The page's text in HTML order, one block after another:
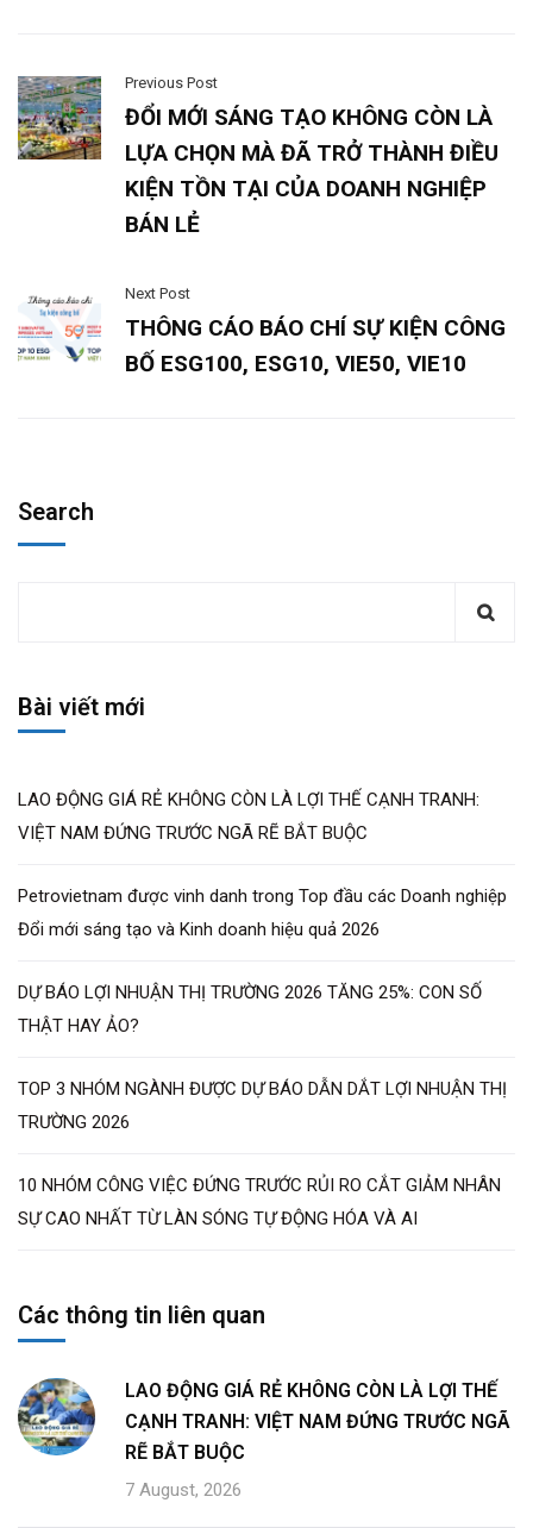
Previous Post
ĐỔI MỚI SÁNG TẠO KHÔNG CÒN LÀ
LỰA CHỌN MÀ ĐÃ TRỞ THÀNH ĐIỀU
KIỆN TỒN TẠI CỦA DOANH NGHIỆP
BÁN LẺ
Next Post
THÔNG CÁO BÁO CHÍ SỰ KIỆN CÔNG
BỐ ESG100, ESG10, VIE50, VIE10
Search
Bài viết mới
LAO ĐỘNG GIÁ RẺ KHÔNG CÒN LÀ LỢI THẾ CẠNH TRANH:
VIỆT NAM ĐỨNG TRƯỚC NGÃ RẼ BẮT BUỘC
Petrovietnam được vinh danh trong Top đầu các Doanh nghiệp
Đổi mới sáng tạo và Kinh doanh hiệu quả 2026
DỰ BÁO LỢI NHUẬN THỊ TRƯỜNG 2026 TĂNG 25%: CON SỐ
THẬT HAY ẢO?
TOP 3 NHÓM NGÀNH ĐƯỢC DỰ BÁO DẪN DẮT LỢI NHUẬN THỊ
TRƯỜNG 2026
10 NHÓM CÔNG VIỆC ĐỨNG TRƯỚC RỦI RO CẮT GIẢM NHÂN
SỰ CAO NHẤT TỪ LÀN SÓNG TỰ ĐỘNG HÓA VÀ AI
Các thông tin liên quan
LAO ĐỘNG GIÁ RẺ KHÔNG CÒN LÀ LỢI THẾ
CẠNH TRANH: VIỆT NAM ĐỨNG TRƯỚC NGÃ
RẼ BẮT BUỘC
7 August, 2026